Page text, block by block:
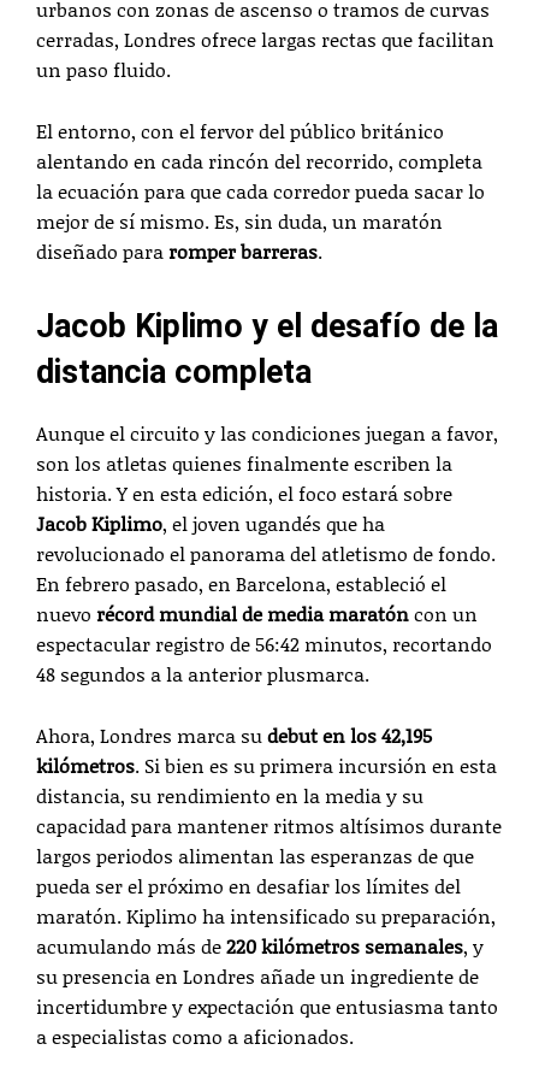
urbanos con zonas de ascenso o tramos de curvas
cerradas, Londres ofrece largas rectas que facilitan
un paso fluido.
El entorno, con el fervor del público británico
alentando en cada rincón del recorrido, completa
la ecuación para que cada corredor pueda sacar lo
mejor de sí mismo. Es, sin duda, un maratón
diseñado pararomper barreras.
Jacob Kiplimo y el desafío de la
distancia completa
Aunque el circuito y las condiciones juegan a favor,
son los atletas quienes finalmente escriben la
historia. Y en esta edición, el foco estará sobre
Jacob Kiplimo, el joven ugandés que ha
revolucionado el panorama del atletismo de fondo.
En febrero pasado, en Barcelona, estableció el
nuevorécord mundial de media maratóncon un
espectacular registro de 56:42 minutos, recortando
48 segundos a la anterior plusmarca.
Ahora, Londres marca sudebut en los 42,195
kilómetros. Si bien es su primera incursión en esta
distancia, su rendimiento en la media y su
capacidad para mantener ritmos altísimos durante
largos periodos alimentan las esperanzas de que
pueda ser el próximo en desafiar los límites del
maratón. Kiplimo ha intensificado su preparación,
acumulando más de220 kilómetros semanales, y
su presencia en Londres añade un ingrediente de
incertidumbre y expectación que entusiasma tanto
a especialistas como a aficionados.